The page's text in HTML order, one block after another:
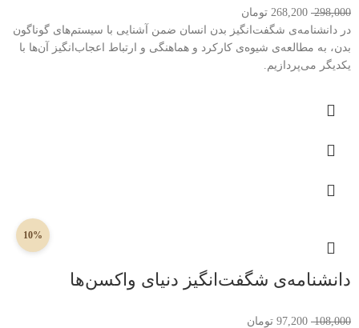
298,000
268,200 تومان
در دانشنامه‌ی شگفت‌انگیز بدن انسان ضمن آشنایی با سیستم‌های گوناگون
بدن، به مطالعه‌ی شیوه‌ی کارکرد و هماهنگی و ارتباط اعجاب‌انگیز‌ آن‌ها با
یکدیگر می‌پردازیم.
10%
دانشنامه‌ی شگفت‌انگیز دنیای واکسن‌ها
108,000
97,200 تومان